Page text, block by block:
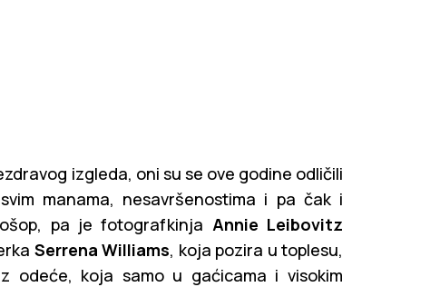
izgleda, oni su se ove godine odličili
manama, nesavršenostima i pa čak i
pa je fotografkinja Annie Leibovitz
Serrena Williams, koja pozira u toplesu,
odeće, koja samo u gaćicama i visokim